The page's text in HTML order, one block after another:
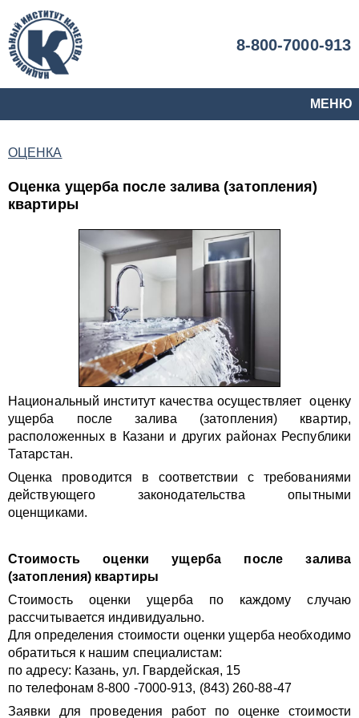
8-800-7000-913
МЕНЮ
ОЦЕНКА
Оценка ущерба после залива (затопления)
квартиры
Национальный институт качества осуществляет оценку
ущерба после залива (затопления) квартир,
расположенных в Казани и других районах Республики
Татарстан.
Оценка проводится в соответствии с требованиями
действующего законодательства опытными
оценщиками.
Стоимость оценки ущерба после залива
(затопления) квартиры
Стоимость оценки ущерба по каждому случаю
рассчитывается индивидуально.
Для определения стоимости оценки ущерба необходимо
обратиться к нашим специалистам:
по адресу: Казань, ул. Гвардейская, 15
по телефонам 8-800 -7000-913, (843) 260-88-47
Заявки для проведения работ по оценке стоимости